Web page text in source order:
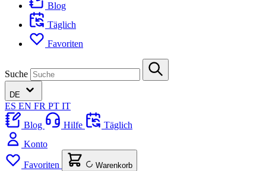
Blog
Täglich
Favoriten
Suche
DE
ES EN FR PT IT
Blog
Hilfe
Täglich
Konto
Favoriten Warenkorb